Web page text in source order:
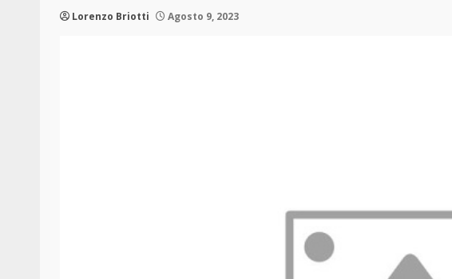
Lorenzo Briotti Agosto 9, 2023